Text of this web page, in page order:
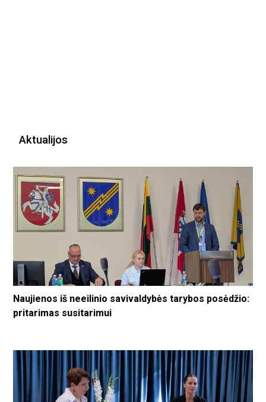
Aktualijos
Naujienos iš neeilinio savivaldybės tarybos posėdžio:
pritarimas susitarimui